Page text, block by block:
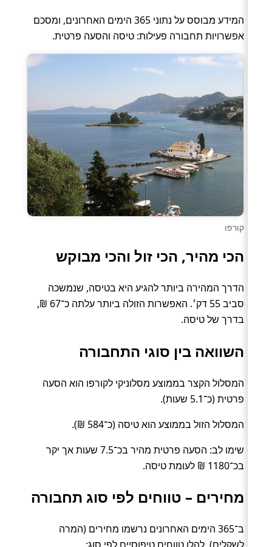
המידע מבוסס על נתוני 365 הימים האחרונים, ומסכם
אפשרויות תחבורה פעילות: טיסה והסעה פרטית.
קורפו
הכי מהיר, הכי זול והכי מבוקש
הדרך המהירה ביותר להגיע היא בטיסה, שנמשכה
סביב 55 דק׳. האפשרות הזולה ביותר עלתה כ־67 ₪,
בדרך של טיסה.
השוואה בין סוגי התחבורה
המסלול הקצר בממוצע מסלוניקי לקורפו הוא הסעה
פרטית (כ־5.1 שעות).
המסלול הזול בממוצע הוא טיסה (כ־584 ₪).
שימו לב: הסעה פרטית מהיר בכ־7.5 שעות אך יקר
בכ־1180 ₪ לעומת טיסה.
מחירים – טווחים לפי סוג תחבורה
ב־365 הימים האחרונים נרשמו מחירים (המרה